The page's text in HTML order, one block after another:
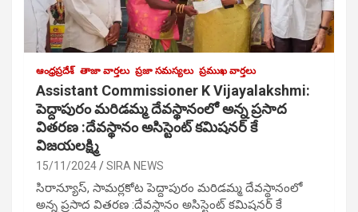
ఆంధ్రప్రదేశ్ తాజా వార్తలు ప్రజా సమస్యలు ప్రముఖ వార్తలు
Assistant Commissioner K Vijayalakshmi:
పెద్దాపురం మరిడమ్మ దేవస్థానంలో అన్న ప్రసాద
వితరణ :దేవస్థానం అసిస్టెంట్ కమిషనర్ కే
విజయలక్ష్మి
15/11/2024 SIRA NEWS
సిరాన్యూస్, సామర్లకోట పెద్దాపురం మరిడమ్మ దేవస్థానంలో
అన్న ప్రసాద వితరణ :దేవస్థానం అసిస్టెంట్ కమిషనర్ కే